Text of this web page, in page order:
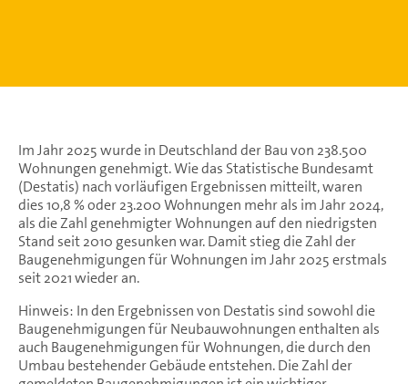
Im Jahr 2025 wurde in Deutschland der Bau von 238.500
Wohnungen genehmigt. Wie das Statistische Bundesamt
(Destatis) nach vorläufigen Ergebnissen mitteilt, waren
dies 10,8 % oder 23.200 Wohnungen mehr als im Jahr 2024,
als die Zahl genehmigter Wohnungen auf den niedrigsten
Stand seit 2010 gesunken war. Damit stieg die Zahl der
Baugenehmigungen für Wohnungen im Jahr 2025 erstmals
seit 2021 wieder an.
Hinweis: In den Ergebnissen von Destatis sind sowohl die
Baugenehmigungen für Neubauwohnungen enthalten als
auch Baugenehmigungen für Wohnungen, die durch den
Umbau bestehender Gebäude entstehen. Die Zahl der